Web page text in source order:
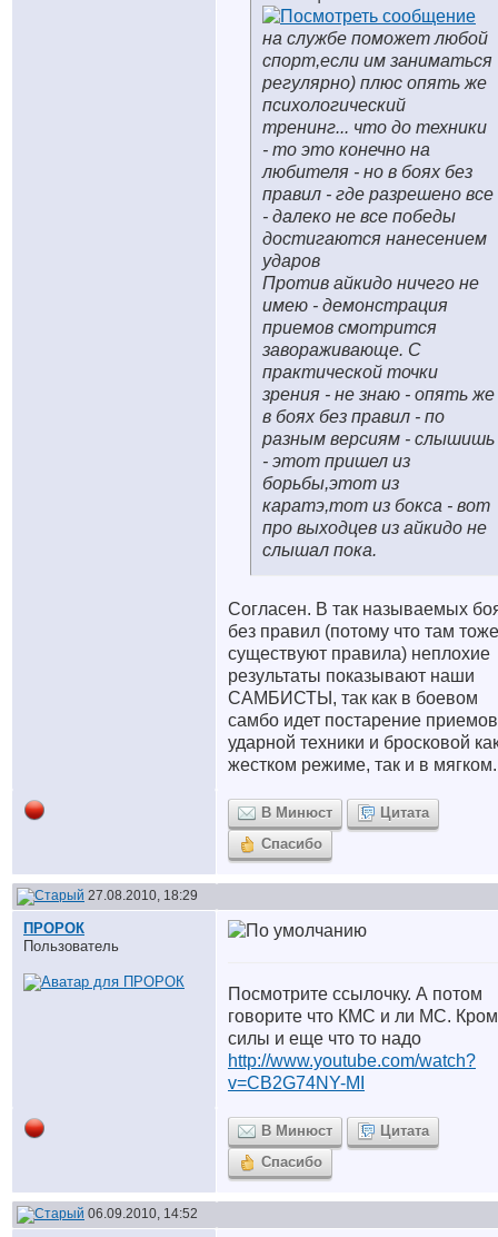
на службе поможет любой
спорт,если им заниматься
регулярно) плюс опять же
психологический
тренинг... что до техники
- то это конечно на
любителя - но в боях без
правил - где разрешено все
- далеко не все победы
достигаются нанесением
ударов
Против айкидо ничего не
имею - демонстрация
приемов смотрится
завораживающе. С
практической точки
зрения - не знаю - опять же
в боях без правил - по
разным версиям - слышишь
- этот пришел из
борьбы,этот из
каратэ,тот из бокса - вот
про выходцев из айкидо не
слышал пока.
Согласен. В так называемых
без правил (потому что там тоже
существуют правила) неплохие
результаты показывают наши
САМБИСТЫ, так как в боевом
самбо идет постарение
ударной техники и бросковой
жестком режиме, так и в мягком.
В Минюст
Цитата
Спасибо
27.08.2010, 18:29
ПРОРОК
Пользователь
Посмотрите ссылочку. А потом
говорите что КМС и ли МС.
силы и еще что то надо
http://www.youtube.com/watch?
v=CB2G74NY-MI
В Минюст
Цитата
Спасибо
06.09.2010, 14:52